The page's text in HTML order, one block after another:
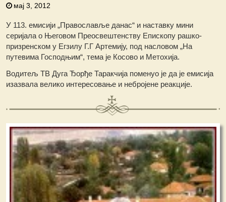
мај 3, 2012
У 113. емисији „Православље данас“ и наставку мини
серијала о Његовом Преосвештенству Епископу рашко-
призренском у Егзилу Г.Г Артемију, под насловом „На
путевима Господњим“, тема је Косово и Метохија.
Водитељ ТВ Дуга Ђорђе Таракчија поменуо је да је емисија
изазвала велико интересовање и небројене реакције.